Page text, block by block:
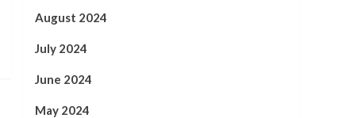
August 2024
July 2024
June 2024
May 2024